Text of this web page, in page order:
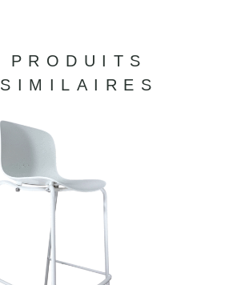
PRODUITS
SIMILAIRES